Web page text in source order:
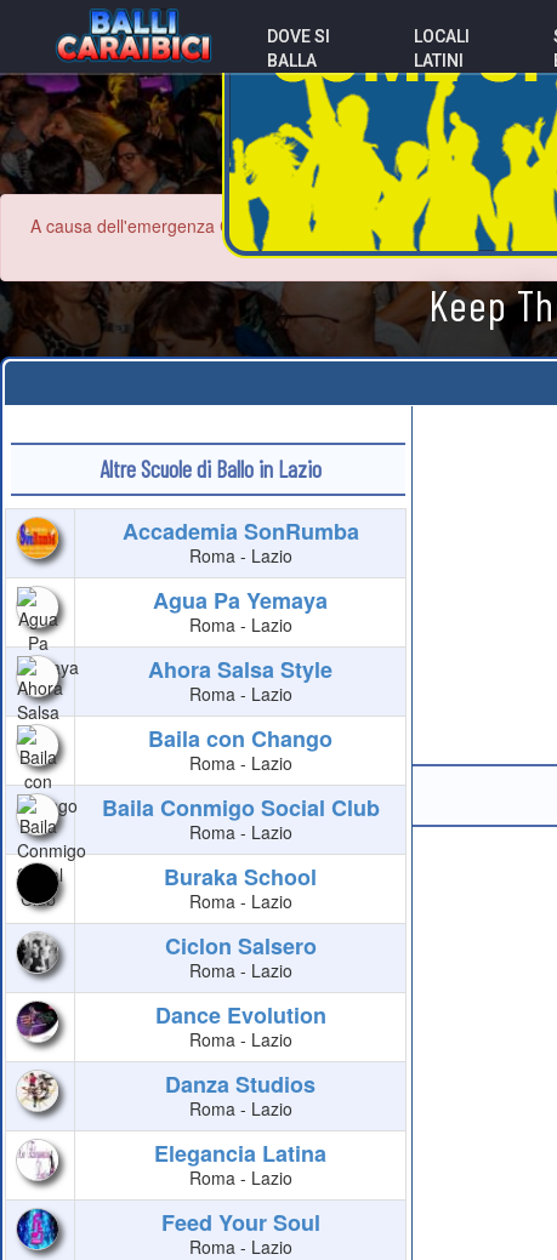
DOVE SI
BALLA
LOCALI
LATINI
A causa dell'emergenza Coronavirus le informazioni contenute nel
Keep
Altre Scuole di Ballo in Lazio
Accademia SonRumba
Roma - Lazio
Agua Pa Yemaya
Roma - Lazio
Ahora Salsa Style
Roma - Lazio
Baila con Chango
Roma - Lazio
Baila Conmigo Social Club
Roma - Lazio
Buraka School
Roma - Lazio
Ciclon Salsero
Roma - Lazio
Dance Evolution
Roma - Lazio
Danza Studios
Roma - Lazio
Elegancia Latina
Roma - Lazio
Feed Your Soul
Roma - Lazio